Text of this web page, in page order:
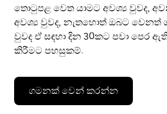
තොටුපළ වෙත යාමට අවශ්‍ය වුවද,
අවශ්‍ය වුවද, නැතහොත් ඔබට වෙනත්
වුවද ඒ සඳහා දින 30කට පවා පෙර
කිරීමට පහසුකම්.
ගමනක් වෙන් කරන්න